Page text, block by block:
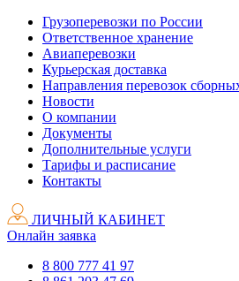
Грузоперевозки по России
Ответственное хранение
Авиаперевозки
Курьерская доставка
Направления перевозок
Новости
О компании
Документы
Дополнительные услуги
Тарифы и расписание
Контакты
ЛИЧНЫЙ КАБИНЕТ
Онлайн заявка
8 800 777 41 97